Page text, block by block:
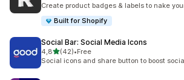
Create product badges & labels to nake
Built for Shopify
Social Bar: Social Media Icons
4,8/ 5 tähteä
(42)
42 arvostelua yhteensä
•Free
Social icons and share button to boost